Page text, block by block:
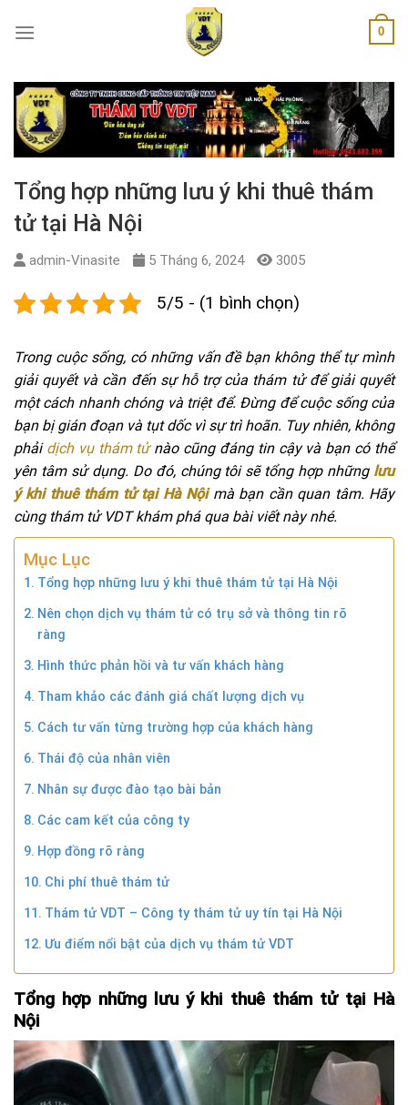
0
Tổng hợp những lưu ý khi thuê thám
tử tại Hà Nội
admin-Vinasite 5 Tháng 6, 2024 3005
5/5 - (1 bình chọn)
Trong cuộc sống, có những vấn đề bạn không thể tự mình
giải quyết và cần đến sự hỗ trợ của thám tử để giải quyết
một cách nhanh chóng và triệt để. Đừng để cuộc sống của
bạn bị gián đoạn và tụt dốc vì sự trì hoãn. Tuy nhiên, không
phải dịch vụ thám tửnào cũng đáng tin cậy và bạn có thể
yên tâm sử dụng. Do đó, chúng tôi sẽ tổng hợp những lưu
ý khi thuê thám tử tại Hà Nộimà bạn cần quan tâm. Hãy
cùng thám tử VDT khám phá qua bài viết này nhé.
Mục Lục
Tổng hợp những lưu ý khi thuê thám tử tại Hà Nội
Nên chọn dịch vụ thám tử có trụ sở và thông tin rõ
ràng
Hình thức phản hồi và tư vấn khách hàng
Tham khảo các đánh giá chất lượng dịch vụ
Cách tư vấn từng trường hợp của khách hàng
Thái độ của nhân viên
Nhân sự được đào tạo bài bản
Các cam kết của công ty
Hợp đồng rõ ràng
Chi phí thuê thám tử
Thám tử VDT – Công ty thám tử uy tín tại Hà Nội
Ưu điểm nổi bật của dịch vụ thám tử VDT
Tổng hợp những lưu ý khi thuê thám tử tại Hà
Nội